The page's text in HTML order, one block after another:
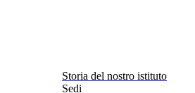
Storia del nostro istituto
Sedi